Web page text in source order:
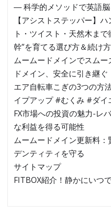
― 科学的メソッドで英語
【アシストステッパー】
ト・ツイスト・天然木ま
幹”を育てる選び方＆続け
ムームードメインでスム
ドメイン、安全に引き継ぐ
エア自転車こぎの3つの方
イプアップ #むくみ #ダイ
FX市場への投資の魅力-レ
な利益を得る可能性
ムームードメイン更新料
デンティティを守る
サイトマップ
FITBOX紹介！静かにいつ